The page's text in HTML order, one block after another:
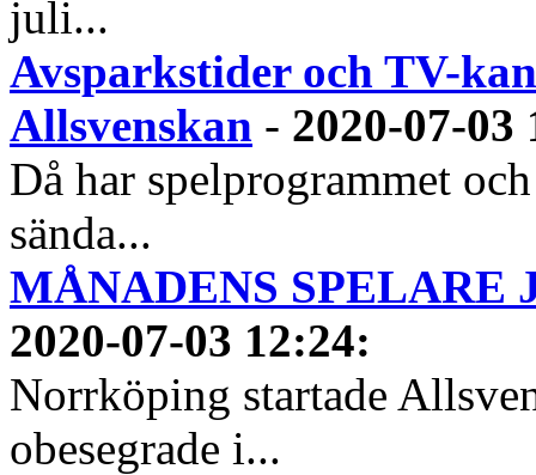
juli...
Avsparkstider och TV-
Allsvenskan - 2020-07-03
Då har spelprogrammet
sända...
MÅNADENS SPELARE
2020-07-03 12:24:
Norrköping startade
obesegrade i...